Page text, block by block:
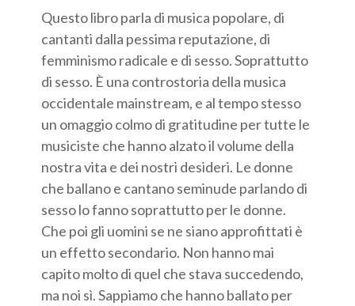
Questo libro parla di musica popolare, di
cantanti dalla pessima reputazione, di
femminismo radicale e di sesso. Soprattutto
di sesso. È una controstoria della musica
occidentale mainstream, e al tempo stesso
un omaggio colmo di gratitudine per tutte le
musiciste che hanno alzato il volume della
nostra vita e dei nostri desideri. Le donne
che ballano e cantano seminude parlando di
sesso lo fanno soprattutto per le donne.
Che poi gli uomini se ne siano approfittati è
un effetto secondario. Non hanno mai
capito molto di quel che stava succedendo,
ma noi sì. Sappiamo che hanno ballato per